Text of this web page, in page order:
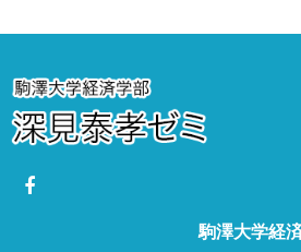
駒澤大学経